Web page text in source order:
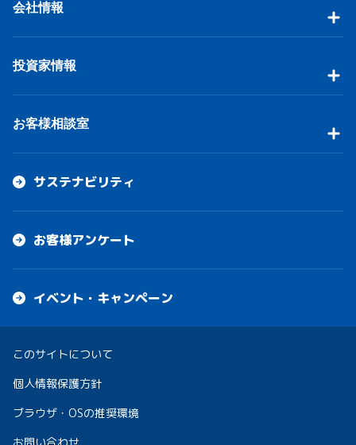
会社情報
投資家情報
お客様相談室
サステナビリティ
お客様アンケート
イベント・キャンペーン
このサイトについて
個人情報保護方針
ブラウザ・OSの推奨環境